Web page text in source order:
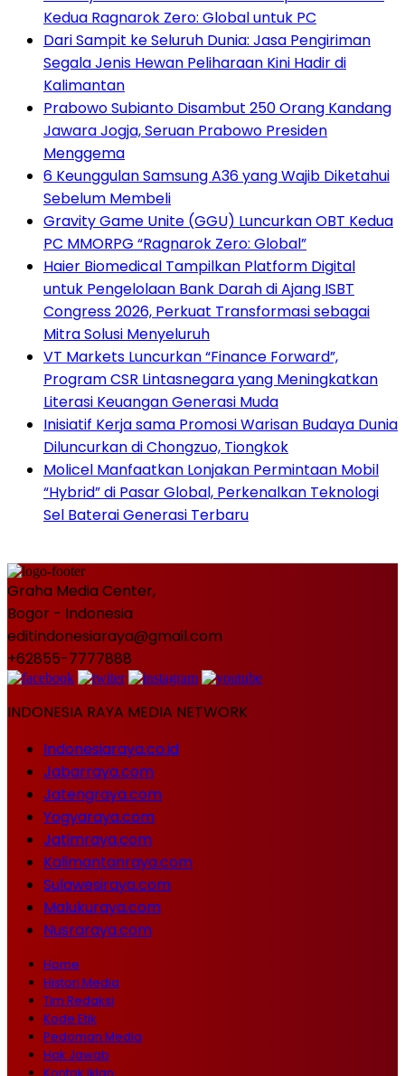
Kedua Ragnarok Zero: Global untuk PC
Dari Sampit ke Seluruh Dunia: Jasa Pengiriman
Segala Jenis Hewan Peliharaan Kini Hadir di
Kalimantan
Prabowo Subianto Disambut 250 Orang Kandang
Jawara Jogja, Seruan Prabowo Presiden
Menggema
6 Keunggulan Samsung A36 yang Wajib Diketahui
Sebelum Membeli
Gravity Game Unite (GGU) Luncurkan OBT Kedua
PC MMORPG “Ragnarok Zero: Global”
Haier Biomedical Tampilkan Platform Digital
untuk Pengelolaan Bank Darah di Ajang ISBT
Congress 2026, Perkuat Transformasi sebagai
Mitra Solusi Menyeluruh
VT Markets Luncurkan “Finance Forward”,
Program CSR Lintasnegara yang Meningkatkan
Literasi Keuangan Generasi Muda
Inisiatif Kerja sama Promosi Warisan Budaya Dunia
Diluncurkan di Chongzuo, Tiongkok
Molicel Manfaatkan Lonjakan Permintaan Mobil
“Hybrid” di Pasar Global, Perkenalkan Teknologi
Sel Baterai Generasi Terbaru
Graha Media Center,
Bogor - Indonesia
editindonesiaraya@gmail.com
+62855-7777888
INDONESIA RAYA MEDIA NETWORK
Indonesiaraya.co.id
Jabarraya.com
Jatengraya.com
Yogyaraya.com
Jatimraya.com
Kalimantanraya.com
Sulawesiraya.com
Malukuraya.com
Nusraraya.com
Home
Histori Media
Tim Redaksi
Kode Etik
Pedoman Media
Hak Jawab